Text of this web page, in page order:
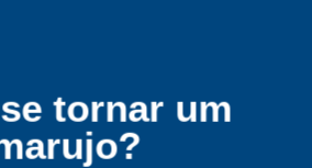
tornar um